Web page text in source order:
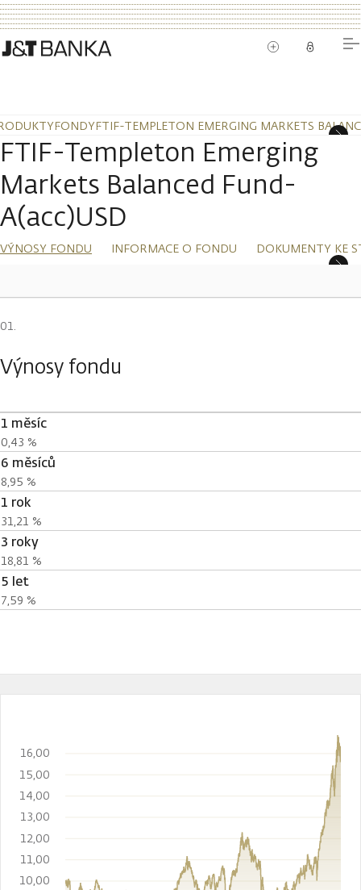
FONDYFTIF-TEMPLETON EMERGING MARKETS
FTIF-Templeton Emerging
Markets Balanced Fund-
A(acc)USD
VÝNOSY FONDU INFORMACE O FONDU DOKUMENTY KE
Výnosy fondu
1 měsíc
0,43 %
6 měsíců
8,95 %
1 rok
31,21 %
3 roky
18,81 %
5 let
7,59 %
10,00
11,00
12,00
13,00
14,00
15,00
16,00